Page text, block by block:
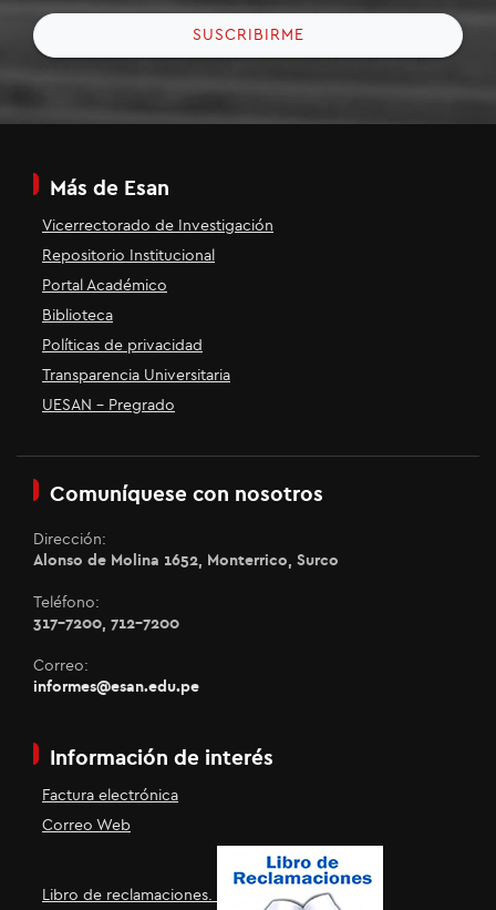
SUSCRIBIRME
Más de Esan
Vicerrectorado de Investigación
Repositorio Institucional
Portal Académico
Biblioteca
Políticas de privacidad
Transparencia Universitaria
UESAN - Pregrado
Comuníquese con nosotros
Dirección:
Alonso de Molina 1652, Monterrico, Surco
Teléfono:
317-7200, 712-7200
Correo:
informes@esan.edu.pe
Información de interés
Factura electrónica
Correo Web
Libro de reclamaciones.